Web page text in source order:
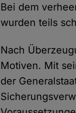
Bei dem
wurden teils
Nach
Motiven. Mit
der